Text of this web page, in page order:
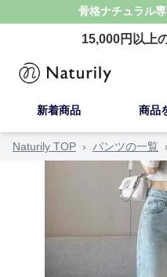
骨格ナチュラル
15,000円以上
新着商品 商品
Naturily TOP › パンツの一覧 ›